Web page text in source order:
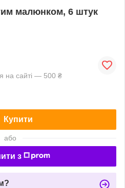
малюнком, 6 штук
на сайті — 500 ₴
Купити
або
з